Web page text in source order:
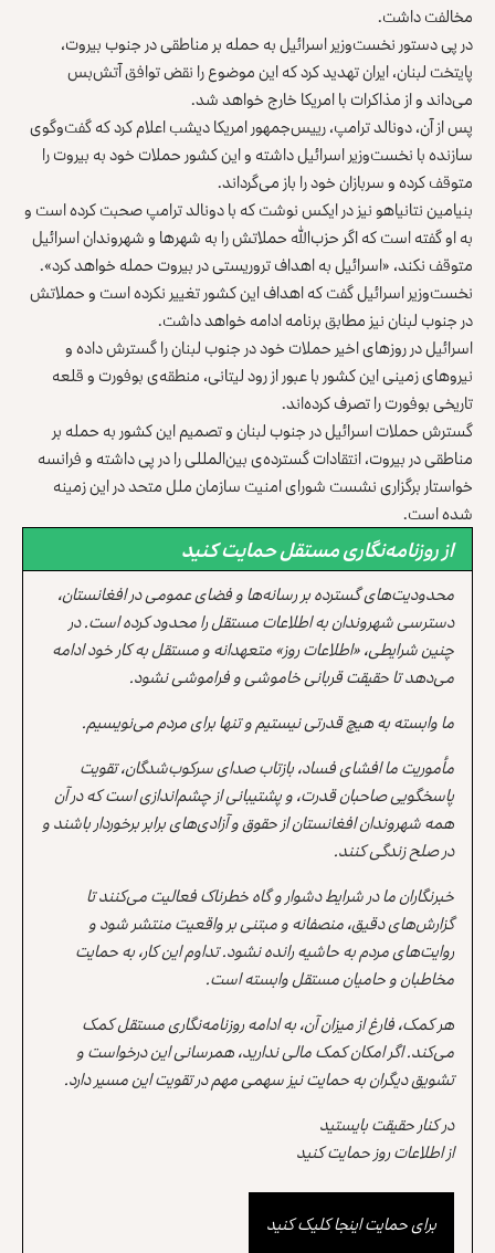
مخالفت داشت.
در پی دستور نخست‌وزیر اسرائیل به حمله بر مناطقی در جنوب بیروت،
پایتخت لبنان، ایران تهدید کرد که این موضوع را نقض توافق آتش‌بس
می‌داند و از مذاکرات با امریکا خارج خواهد شد.
پس از آن، دونالد ترامپ، رییس‌جمهور امریکا دیشب اعلام کرد که گفت‌وگوی
سازنده با نخست‌وزیر اسرائیل داشته و این کشور حملات خود به بیروت را
متوقف کرده و سربازان خود را باز می‌گرداند.
بنیامین نتانیاهو نیز در ایکس نوشت که با دونالد ترامپ صحبت کرده است و
به او گفته است که اگر حزب‌الله حملاتش را به شهرها و شهروندان اسرائیل
متوقف نکند، «اسرائیل به اهداف تروریستی در بیروت حمله خواهد کرد».
نخست‌وزیر اسرائیل گفت که اهداف این کشور تغییر نکرده است و حملاتش
در جنوب لبنان نیز مطابق برنامه ادامه خواهد داشت.
اسرائیل در روزهای اخیر حملات خود در جنوب لبنان را گسترش داده و
نیروهای زمینی این کشور با عبور از رود لیتانی، منطقه‌ی بوفورت و قلعه
تاریخی بوفورت را تصرف کرده‌اند.
گسترش حملات اسرائیل در جنوب لبنان و تصمیم این کشور به حمله بر
مناطقی در بیروت، انتقادات گسترده‌ی بین‌المللی را در پی داشته و فرانسه
خواستار برگزاری نشست شورای امنیت سازمان ملل متحد در این زمینه
شده است.
از روزنامه‌نگاری مستقل حمایت کنید
محدودیت‌های گسترده بر رسانه‌ها و فضای عمومی در افغانستان،
دسترسی شهروندان به اطلاعات مستقل را محدود کرده است. در
چنین شرایطی، «اطلاعات روز» متعهدانه و مستقل به کار خود ادامه
می‌دهد تا حقیقت قربانی خاموشی و فراموشی نشود.
ما وابسته به هیچ قدرتی نیستیم و تنها برای مردم می‌نویسیم.
مأموریت ما افشای فساد، بازتاب صدای سرکوب‌شدگان، تقویت
پاسخگویی صاحبان قدرت، و پشتیبانی از چشم‌اندازی است که در آن
همه شهروندان افغانستان از حقوق و آزادی‌های برابر برخوردار باشند و
در صلح زندگی کنند.
خبرنگاران ما در شرایط دشوار و گاه خطرناک فعالیت می‌کنند تا
گزارش‌های دقیق، منصفانه و مبتنی بر واقعیت منتشر شود و
روایت‌های مردم به حاشیه رانده نشود. تداوم این کار، به حمایت
مخاطبان و حامیان مستقل وابسته است.
هر کمک، فارغ از میزان آن، به ادامه روزنامه‌نگاری مستقل کمک
می‌کند. اگر امکان کمک مالی ندارید، همرسانی این درخواست و
تشویق دیگران به حمایت نیز سهمی مهم در تقویت این مسیر دارد.
در کنار حقیقت بایستید
از اطلاعات روز حمایت کنید
برای حمایت اینجا کلیک کنید